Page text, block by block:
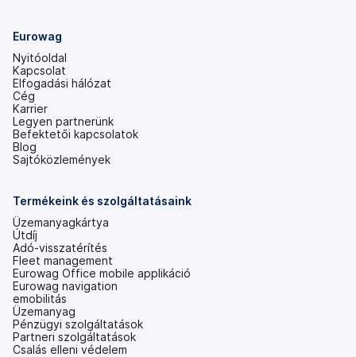
Eurowag
Nyitóoldal
Kapcsolat
Elfogadási hálózat
Cég
Karrier
Legyen partnerünk
Befektetői kapcsolatok
(új
lapon
Blog
Sajtóközlemények
Termékeink és szolgáltatásaink
Üzemanyagkártya
Útdíj
Adó-visszatérítés
Fleet management
Eurowag Office mobile applikáció
Eurowag navigation
emobilitás
Üzemanyag
Pénzügyi szolgáltatások
Partneri szolgáltatások
Csalás elleni védelem